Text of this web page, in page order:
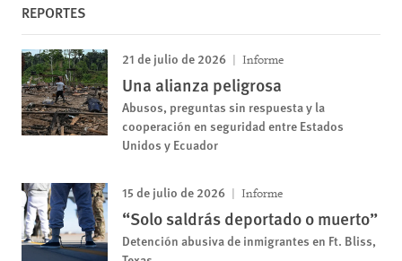
REPORTES
21 de julio de 2026 Informe
Una alianza peligrosa
Abusos, preguntas sin respuesta y la
cooperación en seguridad entre Estados
Unidos y Ecuador
15 de julio de 2026 Informe
“Solo saldrás deportado o muerto”
Detención abusiva de inmigrantes en Ft. Bliss,